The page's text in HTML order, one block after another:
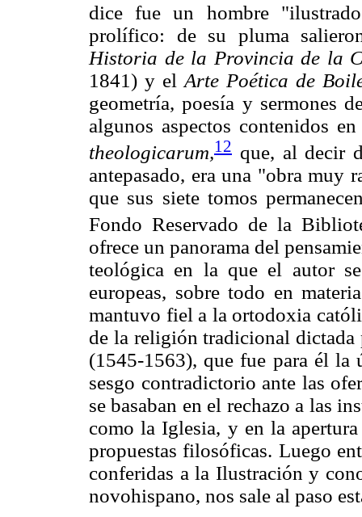
dice fue un hombre
prolífico: de su pluma
Historia de la Provincia de la
1841) y el Arte Poética de
geometría, poesía y sermones
algunos aspectos contenidos
theologicarum,12 que, al decir
antepasado, era una "obra muy
que sus siete tomos
Fondo Reservado de la
ofrece un panorama del
teológica en la que el autor
europeas, sobre todo en
mantuvo fiel a la ortodoxia
de la religión tradicional
(1545-1563), que fue para él la
sesgo contradictorio ante las
se basaban en el rechazo a las
como la Iglesia, y en la
propuestas filosóficas. Luego
conferidas a la Ilustración y
novohispano, nos sale al paso